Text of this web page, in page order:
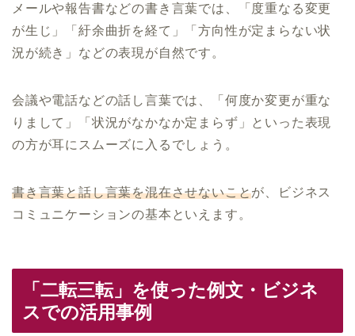
メールや報告書などの書き言葉では、「度重なる変更
が生じ」「紆余曲折を経て」「方向性が定まらない状
況が続き」などの表現が自然です。
会議や電話などの話し言葉では、「何度か変更が重な
りまして」「状況がなかなか定まらず」といった表現
の方が耳にスムーズに入るでしょう。
書き言葉と話し言葉を混在させないことが、ビジネス
コミュニケーションの基本といえます。
「二転三転」を使った例文・ビジネ
スでの活用事例